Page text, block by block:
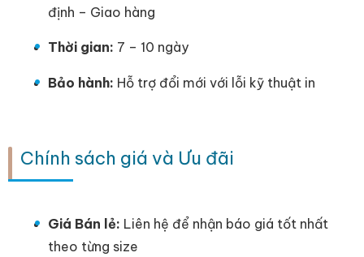
định – Giao hàng
Thời gian: 7 – 10 ngày
Bảo hành: Hỗ trợ đổi mới với lỗi kỹ thuật in
Chính sách giá và Ưu đãi
Giá Bán lẻ: Liên hệ để nhận báo giá tốt nhất
theo từng size